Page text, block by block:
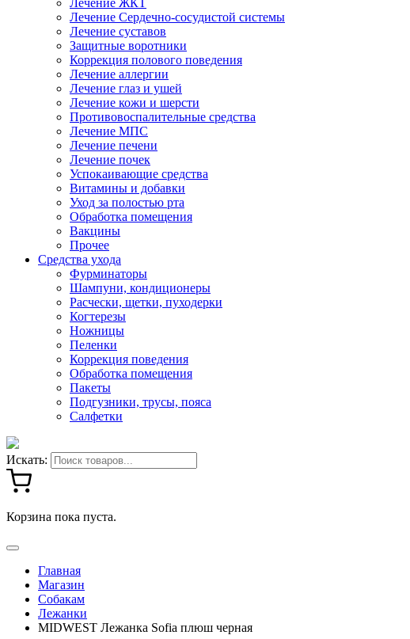
Лечение ЖКТ
Лечение Сердечно-сосудистой системы
Лечение суставов
Защитные воротники
Коррекция полового поведения
Лечение аллергии
Лечение глаз и ушей
Лечение кожи и шерсти
Противовоспалительные средства
Лечение МПС
Лечение печени
Лечение почек
Успокаивающие средства
Витамины и добавки
Уход за полостью рта
Обработка помещения
Вакцины
Прочее
Средства ухода
Фурминаторы
Шампуни, кондиционеры
Расчески, щетки, пуходерки
Когтерезы
Ножницы
Пеленки
Коррекция поведения
Обработка помещения
Пакеты
Подгузники, трусы, пояса
Салфетки
Искать:
Корзина пока пуста.
Главная
Магазин
Собакам
Лежанки
MIDWEST Лежанка Sofia плюш черная